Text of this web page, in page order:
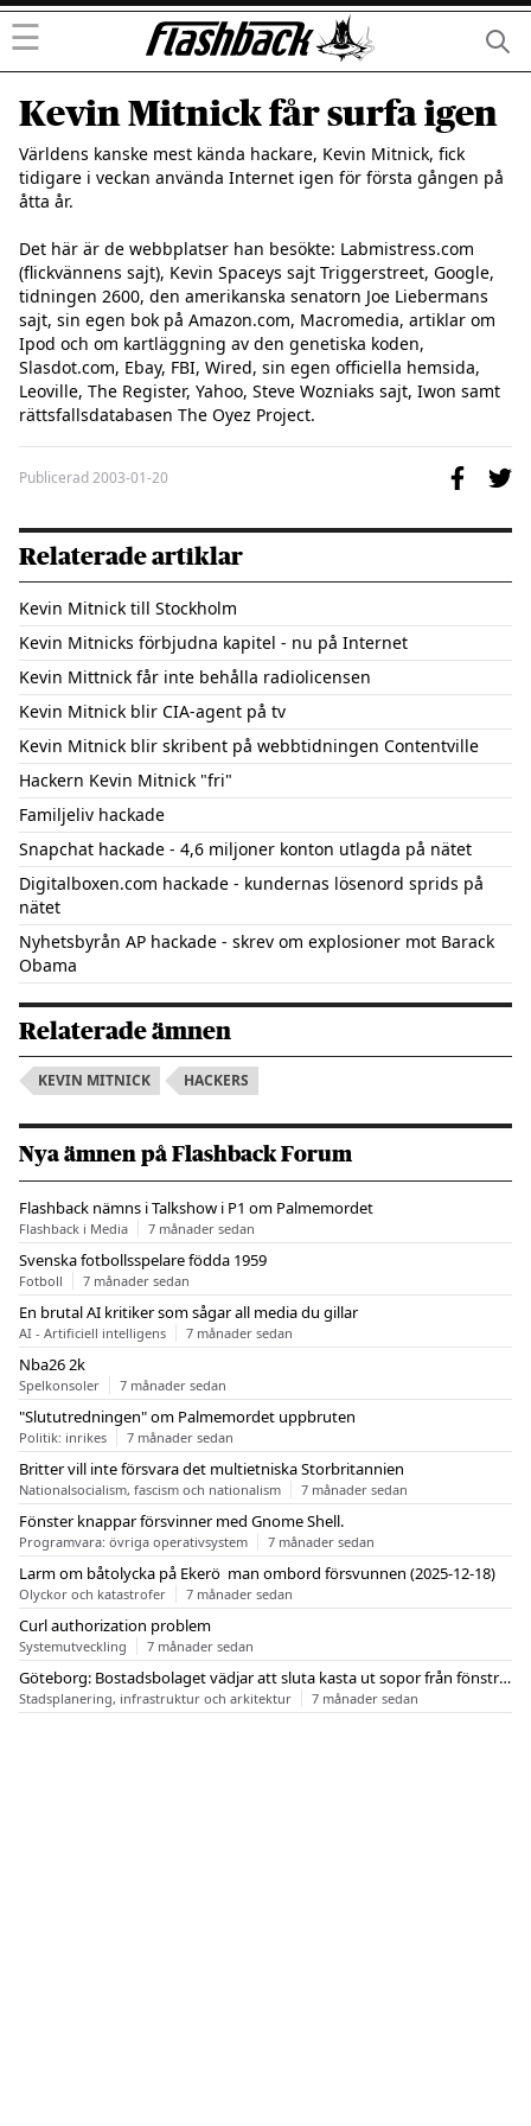
☰
Kevin Mitnick får surfa igen
Världens kanske mest kända hackare, Kevin Mitnick, fick
tidigare i veckan använda Internet igen för första gången på
åtta år.
Det här är de webbplatser han besökte: Labmistress.com
(flickvännens sajt), Kevin Spaceys sajt Triggerstreet, Google,
tidningen 2600, den amerikanska senatorn Joe Liebermans
sajt, sin egen bok på Amazon.com, Macromedia, artiklar om
Ipod och om kartläggning av den genetiska koden,
Slasdot.com, Ebay, FBI, Wired, sin egen officiella hemsida,
Leoville, The Register, Yahoo, Steve Wozniaks sajt, Iwon samt
Publicerad2003-01-20
Relaterade artiklar
Kevin Mitnick till Stockholm
Kevin Mitnicks förbjudna kapitel - nu på Internet
Kevin Mittnick får inte behålla radiolicensen
Kevin Mitnick blir CIA-agent på tv
Kevin Mitnick blir skribent på webbtidningen Contentville
Hackern Kevin Mitnick "fri"
Familjeliv hackade
Snapchat hackade - 4,6 miljoner konton utlagda på nätet
Digitalboxen.com hackade - kundernas lösenord sprids på
nätet
Nyhetsbyrån AP hackade - skrev om explosioner mot Barack
Obama
Relaterade ämnen
KEVIN MITNICK HACKERS
Nya ämnen på Flashback Forum
Flashback nämns i Talkshow i P1 om Palmemordet
Flashback i Media 7 månader sedan
Svenska fotbollsspelare födda 1959
Fotboll 7 månader sedan
En brutal AI kritiker som sågar all media du gillar
AI - Artificiell intelligens 7 månader sedan
Nba26 2k
Spelkonsoler 7 månader sedan
"Slututredningen" om Palmemordet uppbruten
Politik: inrikes 7 månader sedan
Britter vill inte försvara det multietniska Storbritannien
Nationalsocialism, fascism och nationalism 7 månader sedan
Fönster knappar försvinner med Gnome Shell.
Programvara: övriga operativsystem 7 månader sedan
Larm om båtolycka på Ekerö  man ombord försvunnen (2025-12-18)
Olyckor och katastrofer 7 månader sedan
Curl authorization problem
Systemutveckling 7 månader sedan
Göteborg: Bostadsbolaget vädjar att sluta kasta ut sopor från fönstren
Stadsplanering, infrastruktur och arkitektur 7 månader sedan